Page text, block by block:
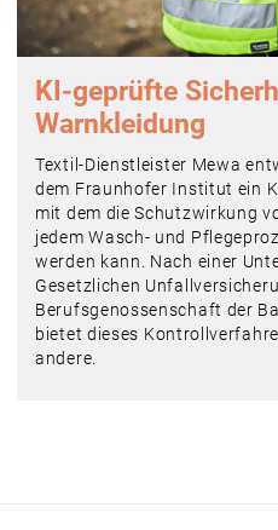
KI-geprüfte
Warnkleidung
Textil-Dienstleister Mewa
dem Fraunhofer Institut ein
mit dem die Schutzwirkung
jedem Wasch- und
werden kann. Nach einer
Gesetzlichen
Berufsgenossenschaft der
bietet dieses
andere.